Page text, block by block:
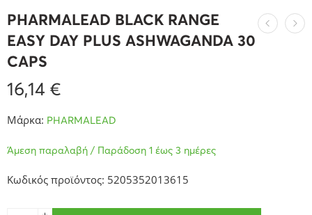
PHARMALEAD BLACK RANGE
EASY DAY PLUS ASHWAGANDA 30
CAPS
16,14 €
Μάρκα: PHARMALEAD
Άμεση παραλαβή / Παράδοση 1 έως 3 ημέρες
Κωδικός προϊόντος: 5205352013615